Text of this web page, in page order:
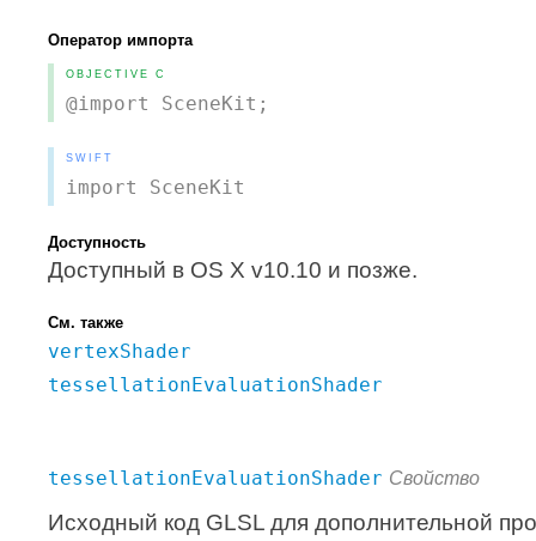
Оператор импорта
OBJECTIVE C
@import SceneKit;
SWIFT
import SceneKit
Доступность
Доступный в OS X v10.10 и позже.
См. также
vertexShader
tessellationEvaluationShader
tessellationEvaluationShader Свойство
Исходный код GLSL для дополнительной